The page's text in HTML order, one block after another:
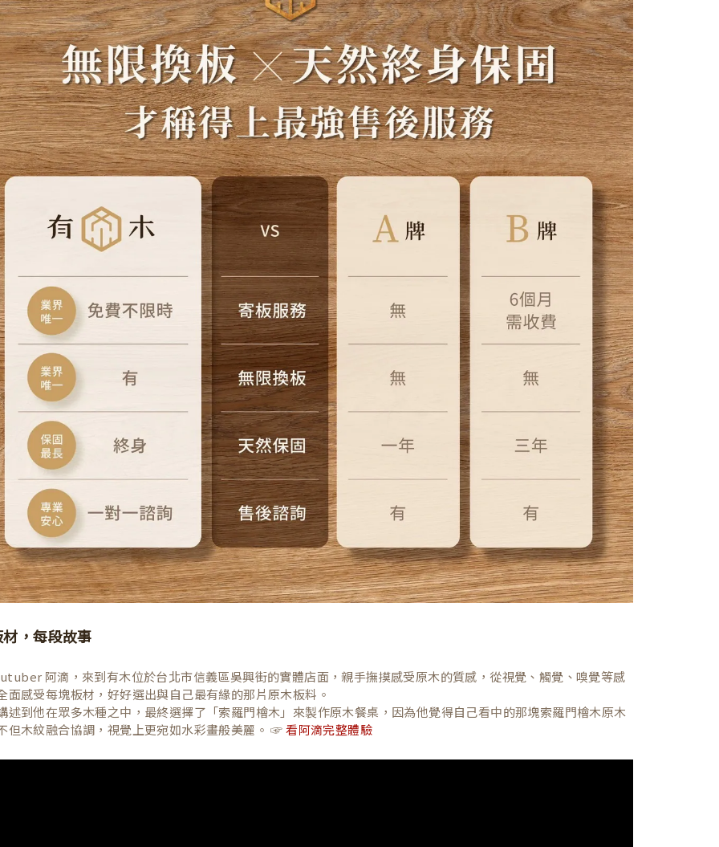
，每段故事
阿滴，來到有木位於台北市信義區吳興街的實體店面，親手撫摸感受原木的質感，從視覺、觸覺、嗅覺等感
面感受每塊板材，好好選出與自己最有緣的那片原木板料。
述到他在眾多木種之中，最終選擇了「索羅門檜木」來製作原木餐桌，因為他覺得自己看中的那塊索羅門檜木原木
但木紋融合協調，視覺上更宛如水彩畫般美麗。 ☞看阿滴完整體驗